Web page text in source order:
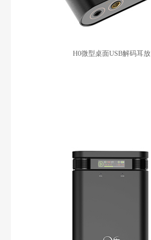
H0微型桌面USB解码耳放